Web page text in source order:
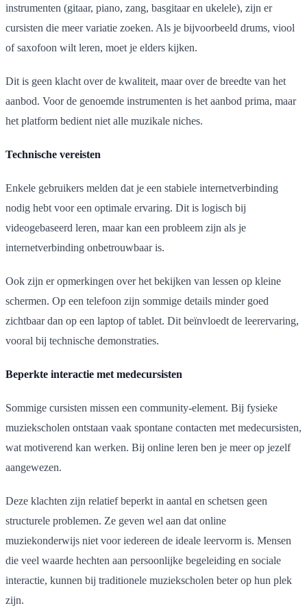
instrumenten (gitaar, piano, zang, basgitaar en ukelele), zijn er
cursisten die meer variatie zoeken. Als je bijvoorbeeld drums, viool
of saxofoon wilt leren, moet je elders kijken.
Dit is geen klacht over de kwaliteit, maar over de breedte van het
aanbod. Voor de genoemde instrumenten is het aanbod prima, maar
het platform bedient niet alle muzikale niches.
Technische vereisten
Enkele gebruikers melden dat je een stabiele internetverbinding
nodig hebt voor een optimale ervaring. Dit is logisch bij
videogebaseerd leren, maar kan een probleem zijn als je
internetverbinding onbetrouwbaar is.
Ook zijn er opmerkingen over het bekijken van lessen op kleine
schermen. Op een telefoon zijn sommige details minder goed
zichtbaar dan op een laptop of tablet. Dit beïnvloedt de leerervaring,
vooral bij technische demonstraties.
Beperkte interactie met medecursisten
Sommige cursisten missen een community-element. Bij fysieke
muziekscholen ontstaan vaak spontane contacten met medecursisten,
wat motiverend kan werken. Bij online leren ben je meer op jezelf
aangewezen.
Deze klachten zijn relatief beperkt in aantal en schetsen geen
structurele problemen. Ze geven wel aan dat online
muziekonderwijs niet voor iedereen de ideale leervorm is. Mensen
die veel waarde hechten aan persoonlijke begeleiding en sociale
interactie, kunnen bij traditionele muziekscholen beter op hun plek
zijn.